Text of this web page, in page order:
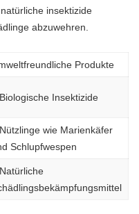
insektizide
abzuwehren.
Produkte
Insektizide
wie Marienkäfer
Schlupfwespen